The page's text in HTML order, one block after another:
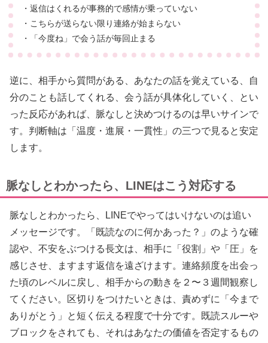
・返信はくれるが事務的で感情が乗っていない
・こちらが送らない限り連絡が始まらない
・「今度ね」で会う話が毎回止まる
逆に、相手から質問がある、あなたの話を覚えている、自
分のことも話してくれる、会う話が具体化していく、とい
った反応があれば、脈なしと決めつけるのは早いサインで
す。判断軸は「温度・進展・一貫性」の三つで見ると安定
します。
脈なしとわかったら、LINEはこう対応する
脈なしとわかったら、LINEでやってはいけないのは追い
メッセージです。「既読なのに何かあった？」のような確
認や、不安をぶつける長文は、相手に「役割」や「圧」を
感じさせ、ますます返信を遠ざけます。連絡頻度を出会っ
た頃のレベルに戻し、相手からの動きを２〜３週間観察し
てください。区切りをつけたいときは、責めずに「今まで
ありがとう」と短く伝える程度で十分です。既読スルーや
ブロックをされても、それはあなたの価値を否定するもの